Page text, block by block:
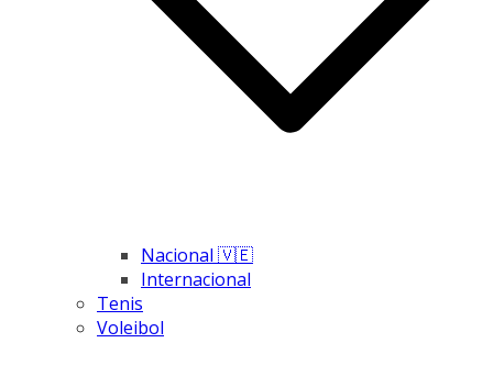
Nacional 🇻🇪
Internacional
Tenis
Voleibol